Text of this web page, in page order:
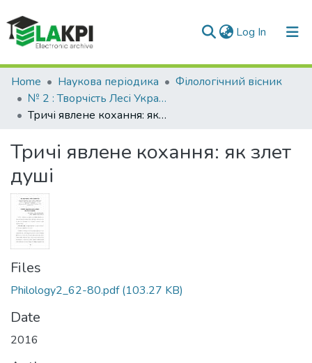
Log In (current)
Communities & Collections
All of DSpace
Home Наукова періодика
Філологічний вісник
№ 2 : Творчість Лесі Українки в контексті світової культури (2016)
Тричі явлене кохання: як злет душі
Тричі явлене кохання: як злет
душі
Files
Philology2_62-80.pdf(103.27 KB)
Date
2016